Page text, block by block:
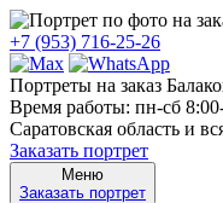
+7 (953) 716-25-26
Портреты на заказ
Время работы: пн-сб
Саратовская область и
Заказать портрет
Меню
Заказать портрет